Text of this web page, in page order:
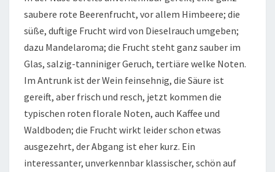
saubere rote Beerenfrucht, vor allem Himbeere; die
süße, duftige Frucht wird von Dieselrauch umgeben;
dazu Mandelaroma; die Frucht steht ganz sauber im
Glas, salzig-tanniniger Geruch, tertiäre welke Noten.
Im Antrunk ist der Wein feinsehnig, die Säure ist
gereift, aber frisch und resch, jetzt kommen die
typischen roten florale Noten, auch Kaffee und
Waldboden; die Frucht wirkt leider schon etwas
ausgezehrt, der Abgang ist eher kurz. Ein
interessanter, unverkennbar klassischer, schön auf